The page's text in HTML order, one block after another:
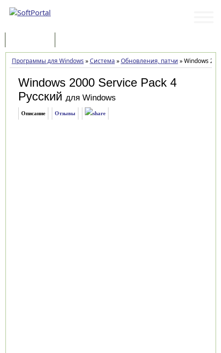
Программы для Windows »Система »Обновления, патчи »Windows
Windows 2000 Service Pack 4
Русский для Windows
Описание Отзывы